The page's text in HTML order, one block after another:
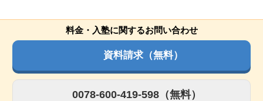
料金・入塾に関するお問い合わせ
資料請求（無料）
0078-600-419-598（無料）